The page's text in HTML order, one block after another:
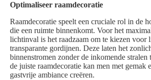
Optimaliseer raamdecoratie
Raamdecoratie speelt een cruciale rol in de
die een ruimte binnenkomt. Voor het
lichtinval is het raadzaam om te kiezen voor
transparante gordijnen. Deze laten het
binnenstromen zonder de inkomende
de juiste raamdecoratie kan men met gemak
gastvrije ambiance creëren.